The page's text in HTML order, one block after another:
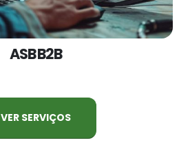
ASB B2B
VER SERVIÇOS